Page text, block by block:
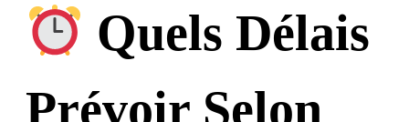
Quels Délais
Prévoir Selon